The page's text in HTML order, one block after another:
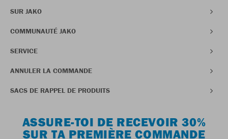
SUR JAKO
COMMUNAUTÉ JAKO
SERVICE
ANNULER LA COMMANDE
SACS DE RAPPEL DE PRODUITS
ASSURE-TOI DE RECEVOIR 30%
SUR TA PREMIÈRE COMMANDE